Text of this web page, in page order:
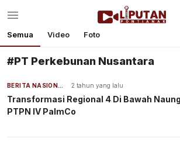
Semua Video Foto
#PT Perkebunan Nusantara
BERITA NASIONAL 2 tahun yang lalu
Transformasi Regional 4 Di Bawah
PTPN IV PalmCo